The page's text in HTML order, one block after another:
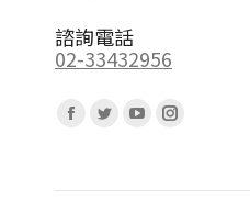
諮詢電話
02-33432956
Facebook
opens
Twitter
opens
YouTube
opens
Instagram
opens